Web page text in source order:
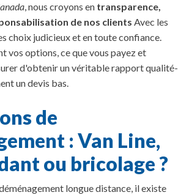
, nous croyons en transparence,
de nos clients Avec les
choix judicieux et en toute confiance.
vos options, ce que vous payez et
d'obtenir un véritable rapport qualité-
un devis bas.
de
: Van Line,
ou bricolage ?
longue distance, il existe